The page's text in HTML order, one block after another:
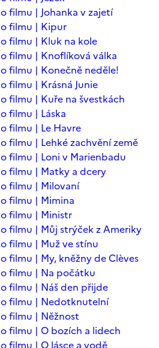
filmu | Johanka v zajetí
filmu | Kipur
filmu | Kluk na kole
filmu | Knoflíková válka
filmu | Konečně neděle!
filmu | Krásná Junie
filmu | Kuře na švestkách
filmu | Láska
filmu | Le Havre
filmu | Lehké zachvění země
filmu | Loni v Marienbadu
filmu | Matky a dcery
filmu | Milovaní
filmu | Mimina
filmu | Ministr
filmu | Můj strýček z Ameriky
filmu | Muž ve stínu
filmu | My, kněžny de Clèves
filmu | Na počátku
filmu | Náš den přijde
filmu | Nedotknutelní
filmu | Něžnost
filmu | O bozích a lidech
filmu | O lásce a vodě